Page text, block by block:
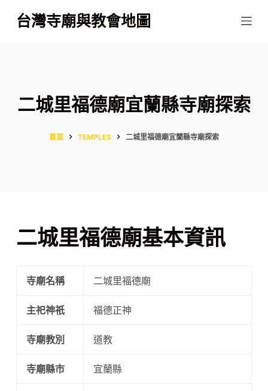
跳
至
台灣寺廟與教會地圖
二城里福德廟宜蘭縣寺廟探索
首頁 TEMPLES 二城里福德廟宜蘭縣寺廟探索
二城里福德廟基本資訊
寺廟名稱 二城里福德廟
主祀神祇 福德正神
寺廟教別 道教
寺廟縣市 宜蘭縣